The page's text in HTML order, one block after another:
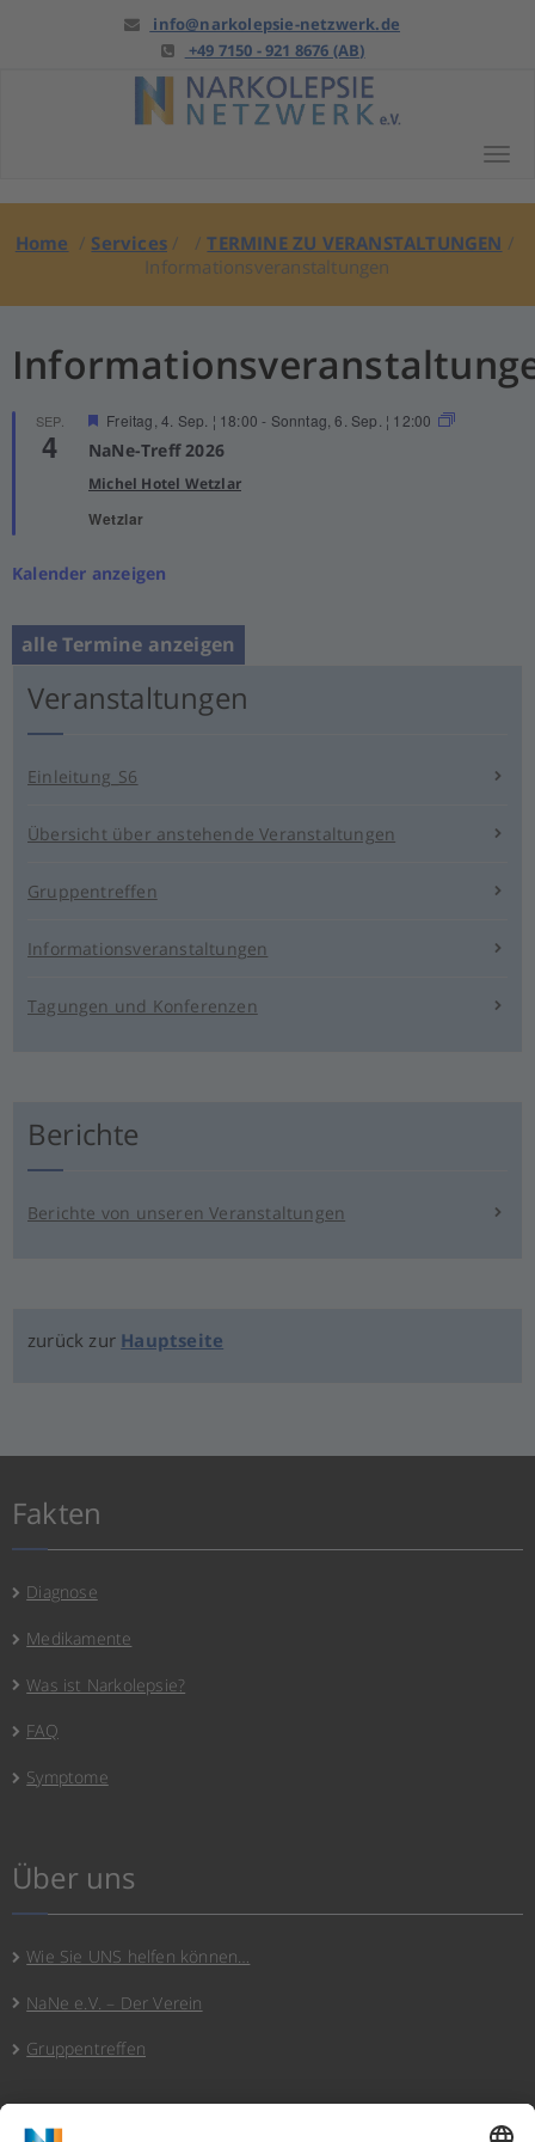
info@narkolepsie-netzwerk.de
+49 7150 - 921 8676 (AB)
Home / Services / /TERMINE ZU VERANSTALTUNGEN /
Informationsveranstaltungen
SEP.
4
Hervorgehoben
Freitag, 4. Sep. ¦ 18:00 - Sonntag, 6. Sep. ¦ 12:00
NaNe-Treff 2026
Michel Hotel Wetzlar
Wetzlar
Kalender anzeigen
alle Termine anzeigen
Veranstaltungen
Einleitung_S6
Übersicht über anstehende Veranstaltungen
Gruppentreffen
Informationsveranstaltungen
Tagungen und Konferenzen
Berichte
Berichte von unseren Veranstaltungen
zurück zur Hauptseite
Fakten
Diagnose
Medikamente
Was ist Narkolepsie?
FAQ
Symptome
Über uns
Wie Sie UNS helfen können…
NaNe e.V. – Der Verein
Gruppentreffen
Hinweise